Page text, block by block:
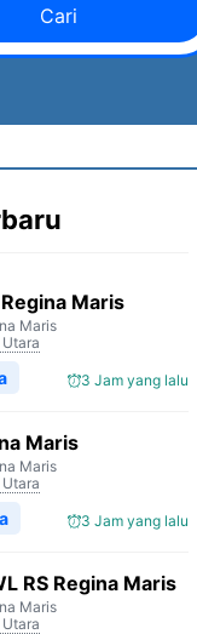
Cari
Maris
Maris
3 Jam yang lalu
Maris
Maris
3 Jam yang lalu
RS Regina Maris
Maris